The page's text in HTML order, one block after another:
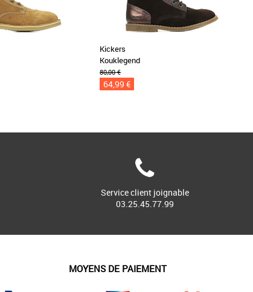
Kickers
Kouklegend
80,00 €
64,99 €
Service client joignable
03.25.45.77.99
MOYENS DE PAIEMENT